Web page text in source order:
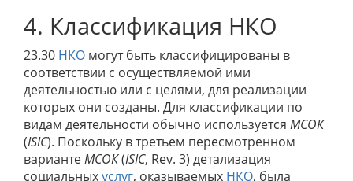
4. Классификация НКО
23.30 НКО могут быть классифицированы в
соответствии с осуществляемой ими
деятельностью или с целями, для реализации
которых они созданы. Для классификации по
видам деятельности обычно используется МСОК
(ISIC). Поскольку в третьем пересмотренном
вариантеМСОК(ISIC, Rev. 3) детализация
социальныхуслуг, оказываемых НКО, была